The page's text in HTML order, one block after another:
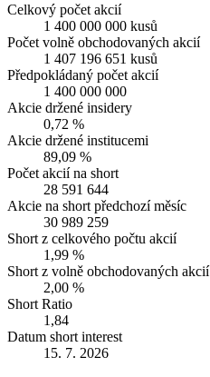
Celkový počet akcií
1 400 000 000 kusů
Počet volně obchodovaných akcií
1 407 196 651 kusů
Předpokládaný počet akcií
1 400 000 000
Akcie držené insidery
0,72 %
Akcie držené institucemi
89,09 %
Počet akcií na short
28 591 644
Akcie na short předchozí měsíc
30 989 259
Short z celkového počtu akcií
1,99 %
Short z volně obchodovaných akcií
2,00 %
Short Ratio
1,84
Datum short interest
15. 7. 2026